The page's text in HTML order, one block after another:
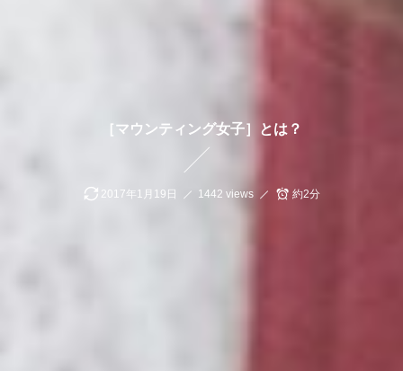
［マウンティング女子］とは？
2017年1月19日 1442 views 約2分